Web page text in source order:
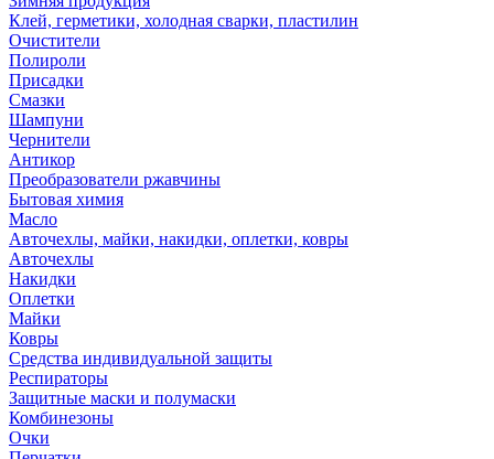
Клей, герметики, холодная сварки, пластилин
Очистители
Полироли
Присадки
Смазки
Шампуни
Чернители
Антикор
Преобразователи ржавчины
Бытовая химия
Масло
Авточехлы, майки, накидки, оплетки, ковры
Авточехлы
Накидки
Оплетки
Майки
Ковры
Средства индивидуальной защиты
Респираторы
Защитные маски и полумаски
Комбинезоны
Очки